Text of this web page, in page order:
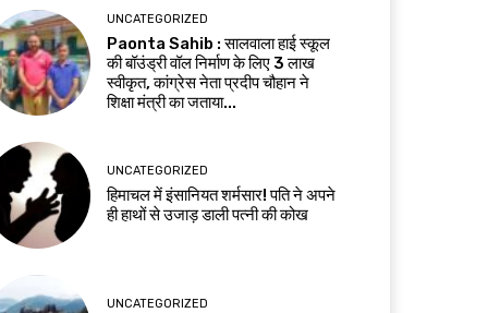
UNCATEGORIZED
Paonta Sahib : सालवाला हाई स्कूल
की बॉउंड्री वॉल निर्माण के लिए ₹3 लाख
स्वीकृत, कांग्रेस नेता प्रदीप चौहान ने
शिक्षा मंत्री का जताया...
UNCATEGORIZED
हिमाचल में इंसानियत शर्मसार! पति ने अपने
ही हाथों से उजाड़ डाली पत्नी की कोख
UNCATEGORIZED